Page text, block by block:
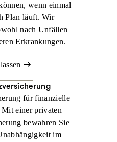
wenn einmal
Plan läuft. Wir
nach Unfällen
Erkrankungen.
für finanzielle
einer privaten
bewahren Sie
im